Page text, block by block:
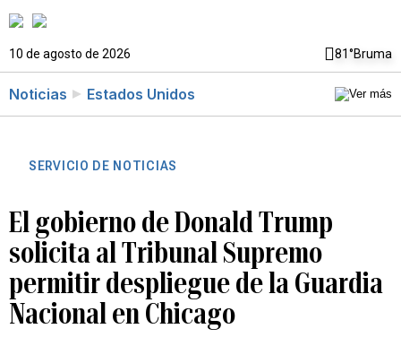
10 de agosto de 2026 81°Bruma
Noticias Estados Unidos
SERVICIO DE NOTICIAS
El gobierno de Donald Trump
solicita al Tribunal Supremo
permitir despliegue de la Guardia
Nacional en Chicago